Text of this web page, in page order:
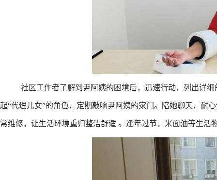
社区工作者了解到尹阿姨的困境后，迅速行动，列出详
起“代理儿女”的角色，定期敲响尹阿姨的家门。陪她聊天，耐
常维修，让生活环境重归整洁舒适 。逢年过节，米面油等生活